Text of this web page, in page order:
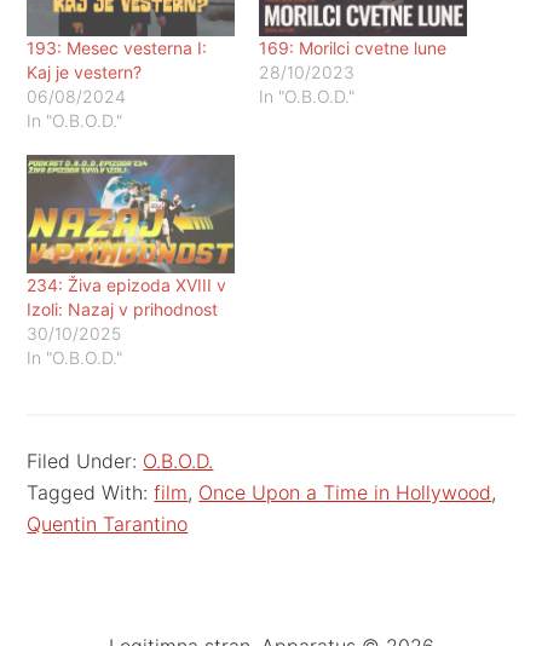
193: Mesec vesterna I:
Kaj je vestern?
06/08/2024
In "O.B.O.D."
169: Morilci cvetne lune
28/10/2023
In "O.B.O.D."
234: Živa epizoda XVIII v
Izoli: Nazaj v prihodnost
30/10/2025
In "O.B.O.D."
Filed Under: O.B.O.D.
Tagged With:film, Once Upon a Time in Hollywood,
Quentin Tarantino